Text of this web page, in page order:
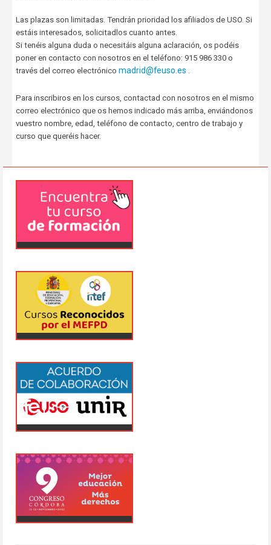
Las plazas son limitadas. Tendrán prioridad los afiliados de USO. Si
estáis interesados, solicitadlos cuanto antes.
Si tenéis alguna duda o necesitáis alguna aclaración, os podéis
poner en contacto con nosotros en el teléfono: 915 986 330 o
través del correo electrónico madrid@feuso.es .
Para inscribiros en los cursos, contactad con nosotros en el mismo
correo electrónico que os hemos indicado más arriba, enviándonos
vuestro nombre, edad, teléfono de contacto, centro de trabajo y
curso que queréis hacer.